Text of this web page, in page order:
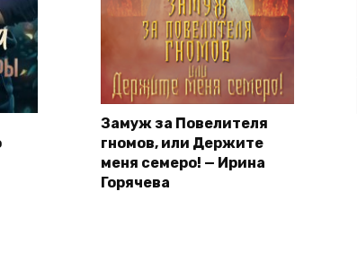
Замуж за Повелителя
гномов, или Держите
меня семеро! — Ирина
Горячева